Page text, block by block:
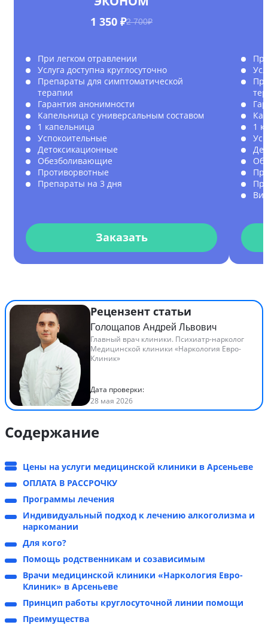
1 350 ₽2 700₽
При легком отравлении
Услуга доступна круглосуточно
Препараты для симптоматической
терапии
Гарантия анонимности
Капельница с универсальным составом
1 капельница
Успокоительные
Детоксикационные
Обезболивающие
Противорвотные
Препараты на 3 дня
Заказать
1
Рецензент статьи
Голощапов Андрей Львович
Главный врач клиники. Психиатр-нарколог
Медицинской клиники «Наркология Евро-
Клиник»
Дата проверки:
28 мая 2026
Содержание
Цены на услуги медицинской клиники в Арсеньеве
ОПЛАТА В РАССРОЧКУ
Программы лечения
Индивидуальный подход к лечению алкоголизма и
наркомании
Для кого?
Помощь родственникам и созависимым
Врачи медицинской клиники «Наркология Евро-
Клиник» в Арсеньеве
Принцип работы круглосуточной линии помощи
Преимущества